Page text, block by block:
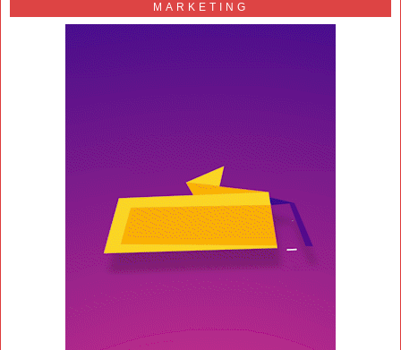
MARKETING